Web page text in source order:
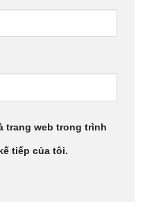
trang web trong trình
tiếp của tôi.